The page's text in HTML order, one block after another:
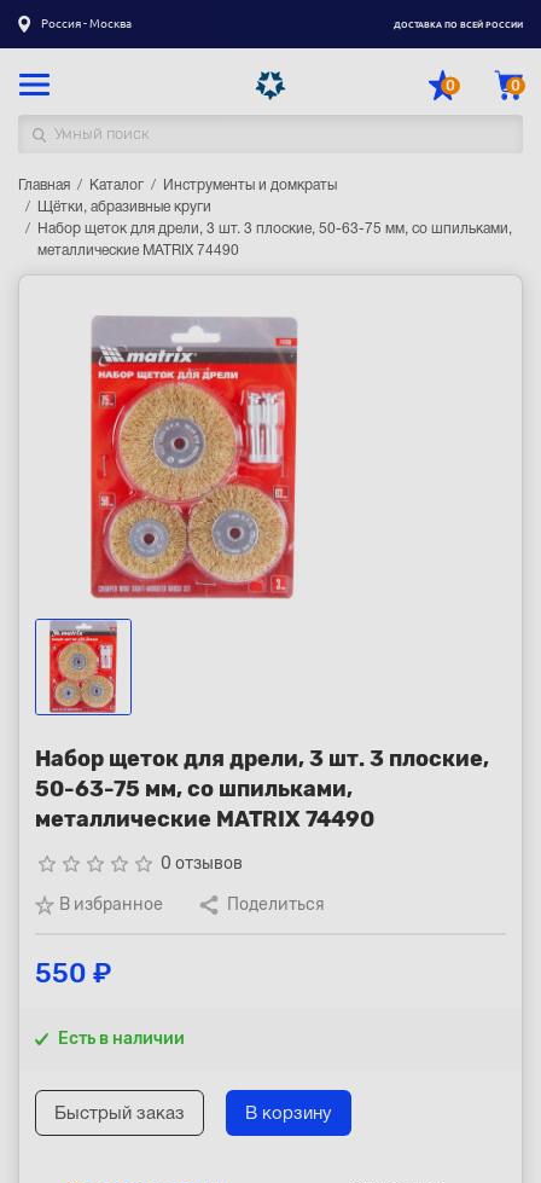
Россия - Москва ДОСТАВКА ПО ВСЕЙ РОССИИ
0 0
Каталог товаров
Регистрация Вход
Доставка
Оптовым и корпоративным клиентам
Республика Коми - Сыктывкар
+7 (800) 250-15-01
Главная Каталог
Инструменты и домкраты
Щётки, абразивные круги
Набор щеток для дрели, 3 шт. 3 плоские, 50-63-75 мм, со шпильками,
металлические MATRIX 74490
Набор щеток для дрели, 3 шт. 3 плоские,
50-63-75 мм, со шпильками,
металлические MATRIX 74490
star_border star_border star_border star_border star_border 0 отзывов
В избранное
Поделиться
550 ₽
Есть в наличии
Быстрый заказ В корзину